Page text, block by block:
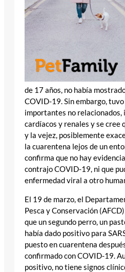
de 17 años, no había
COVID-19. Sin embargo,
importantes no relacionados,
cardíacos y renales y se cree
y la vejez, posiblemente
la cuarentena lejos de un
confirma que no hay
contrajo COVID-19, ni que
enfermedad viral a otro
El 19 de marzo, el
Pesca y Conservación
que un segundo perro, un
había dado positivo para
puesto en cuarentena
confirmado con COVID-19.
positivo, no tiene signos